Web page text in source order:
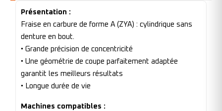
Présentation :
Fraise en carbure de forme A (ZYA) : cylindrique sans
denture en bout.
• Grande précision de concentricité
• Une géométrie de coupe parfaitement adaptée
garantit les meilleurs résultats
• Longue durée de vie
Machines compatibles :